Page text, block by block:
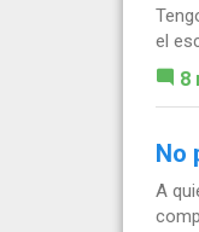
el
8
No
A